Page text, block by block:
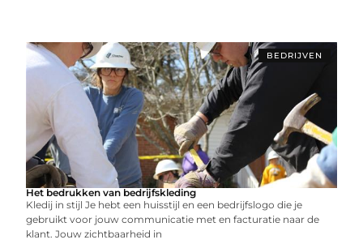
BEDRIJVEN
Het bedrukken van bedrijfskleding
Kledij in stijl Je hebt een huisstijl en een bedrijfslogo die je
gebruikt voor jouw communicatie met en facturatie naar de
klant. Jouw zichtbaarheid in